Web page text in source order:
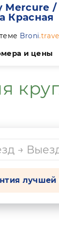
Mercure /
Красная
Broni
и цены